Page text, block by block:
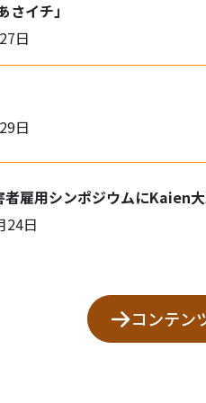
さイチ」
日
日
雇用シンポジウムにKaien
24日
コンテン